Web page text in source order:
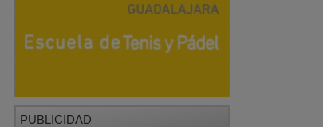
PUBLICIDAD